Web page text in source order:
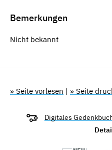
Bemerkungen
Nicht bekannt
» Seite vorlesen | » Seite
Digitales